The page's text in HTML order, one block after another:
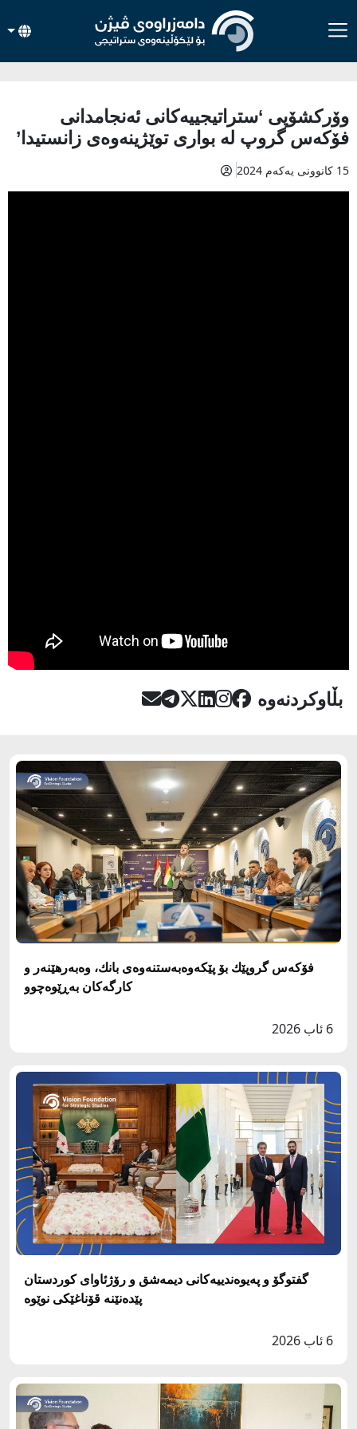
وۆرکشۆپی ‘ستراتیجییەکانی ئەنجامدانی
فۆکەس گروپ لە بواری توێژینەوەی زانستیدا’
15 کانوونی یەکەم 2024
بڵاوکردنەوە
فۆكه‌س گروپێك بۆ پێكه‌وه‌به‌ستنه‌وه‌ى بانك، وه‌به‌رهێنه‌ر و
كارگه‌كان به‌ڕێوه‌چوو
6 ئاب 2026
گفتوگۆ و پەیوەندییەکانی دیمەشق و رۆژئاوای کوردستان
پێدەنێنە قۆناغێکی نوێوە
6 ئاب 2026